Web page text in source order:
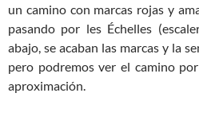
un camino con marcas rojas y
pasando por les Échelles
abajo, se acaban las marcas y la
pero podremos ver el camino
aproximación.